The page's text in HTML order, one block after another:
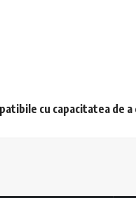
cu capacitatea de